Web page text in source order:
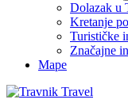
Dolazak u
Kretanje
Turističke
Značajne
Mape